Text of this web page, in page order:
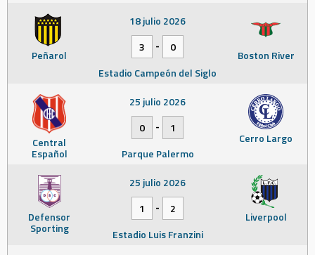
Peñarol Boston River
18 julio 2026
3
-
0
Estadio Campeón del Siglo
Central
Español
Cerro Largo
25 julio 2026
0
-
1
Parque Palermo
Defensor
Sporting
Liverpool
25 julio 2026
1
-
2
Estadio Luis Franzini